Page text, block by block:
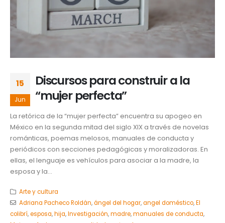
15
Jun
Discursos para construir a la
“mujer perfecta”
La retórica de la “mujer perfecta” encuentra su apogeo en
México en la segunda mitad del siglo XIX a través de novelas
románticas, poemas melosos, manuales de conducta y
periódicos con secciones pedagógicas y moralizadoras. En
ellas, el lenguaje es vehículos para asociar a la madre, la
esposa y la...
Arte y cultura
Adriana Pacheco Roldán,ángel del hogar,angel doméstico,El
colibrí,esposa,hija,Investigación,madre,manuales de conducta,